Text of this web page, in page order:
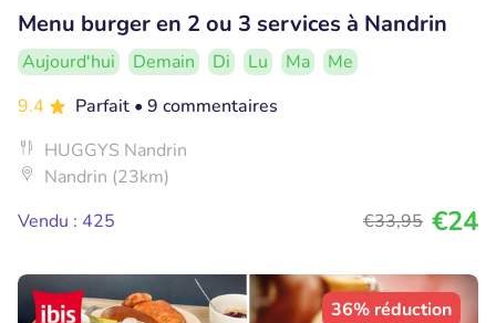
Menu burger en 2 ou 3 services à Nandrin
Aujourd'hui Demain Di Lu Ma
Me
9.4
Parfait • 9 commentaires
HUGGYS Nandrin
Nandrin (23km)
Vendu : 425
€33,95 €24
36% réduction